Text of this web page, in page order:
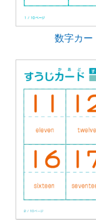
数字カー